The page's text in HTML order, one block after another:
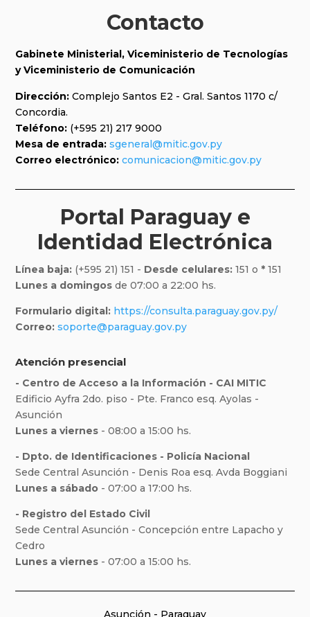
Contacto
Gabinete Ministerial, Viceministerio de Tecnologías
yViceministerio de Comunicación
Dirección: Complejo Santos E2 - Gral. Santos 1170 c/
Concordia.
Teléfono: (+595 21) 217 9000
Mesa de entrada: sgeneral@mitic.gov.py
Correo electrónico: comunicacion@mitic.gov.py
Portal Paraguay e
Identidad Electrónica
Línea baja: (+595 21) 151 - Desde celulares: 151 o * 151
Lunes a domingos de 07:00 a 22:00 hs.
Formulario digital: https://consulta.paraguay.gov.py/
Correo: soporte@paraguay.gov.py
Atención presencial
- Centro de Acceso a la Información - CAI MITIC
Edificio Ayfra 2do. piso - Pte. Franco esq. Ayolas -
Asunción
Lunes a viernes - 08:00 a 15:00 hs.
- Dpto. de Identificaciones - Policía Nacional
Sede Central Asunción - Denis Roa esq. Avda Boggiani
Lunes a sábado - 07:00 a 17:00 hs.
- Registro del Estado Civil
Sede Central Asunción - Concepción entre Lapacho y
Cedro
Lunes a viernes - 07:00 a 15:00 hs.
Asunción - Paraguay